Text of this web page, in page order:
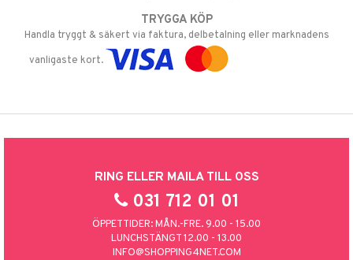
TRYGGA KÖP
Handla tryggt & säkert via faktura, delbetalning eller marknadens
vanligaste kort.
RING ELLER MAILA TILL OSS
031 712 01 01
ÖPPETTIDER: MÅN.-FRE. 9.00 - 15.00
LUNCHSTÄNGT 12.00 - 13.00
INFO@SHOPPING4NET.COM